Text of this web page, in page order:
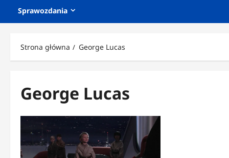
Sprawozdania
Strona główna George Lucas
George Lucas